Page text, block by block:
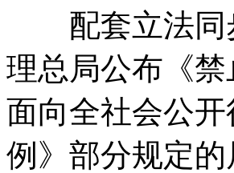
配套立法同步
理总局公布《
面向全社会公
例》部分规定